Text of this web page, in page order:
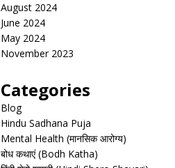
August 2024
June 2024
May 2024
November 2023
Categories
Blog
Hindu Sadhana Puja
Mental Health (मानसिक आरोग्य)
बोध कथाएं (Bodh Katha)